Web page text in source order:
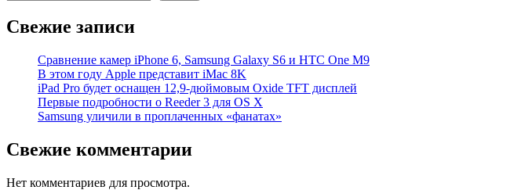
Свежие записи
Cравнение камер iPhone 6, Samsung Galaxy S6 и HTC One M9
В этом году Apple представит iMac 8K
iPad Pro будет оснащен 12,9-дюймовым Oxide TFT дисплей
Первые подробности о Reeder 3 для OS X
Samsung уличили в проплаченных «фанатах»
Свежие комментарии
Нет комментариев для просмотра.